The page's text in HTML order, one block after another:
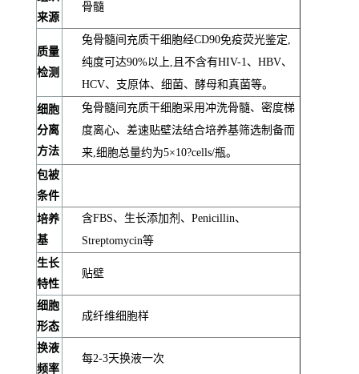
来源
骨髓
质量
检测
兔骨髓间充质干细胞经CD90免疫荧光鉴定,
纯度可达90%以上,且不含有HIV-1、HBV、
HCV、支原体、细菌、酵母和真菌等。
细胞
分离
方法
兔骨髓间充质干细胞采用冲洗骨髓、密度梯
度离心、差速贴壁法结合培养基筛选制备而
来,细胞总量约为5×10?cells/瓶。
包被
条件
培养
基
含FBS、生长添加剂、Penicillin、
Streptomycin等
生长
特性
贴壁
细胞
形态
成纤维细胞样
换液
频率
每2-3天换液一次